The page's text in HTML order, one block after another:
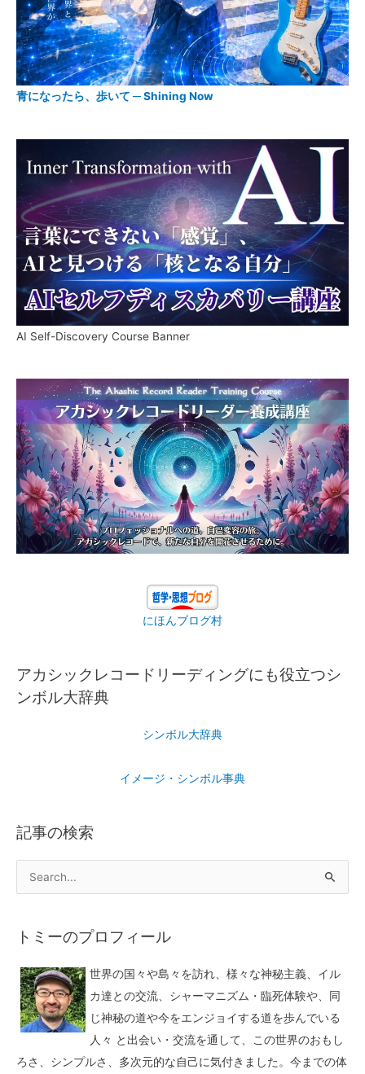
青になったら、歩いて ─ Shining Now
AI Self-Discovery Course Banner
にほんブログ村
アカシックレコードリーディングにも役立つシ
ンボル大辞典
シンボル大辞典
イメージ・シンボル事典
記事の検索
トミーのプロフィール
世界の国々や島々を訪れ、様々な神秘主義、イル
カ達との交流、シャーマニズム・臨死体験や、同
じ神秘の道や今をエンジョイする道を歩んでいる
人々 と出会い・交流を通して、この世界のおもし
ろさ、シンプルさ、多次元的な自己に気付きました。今までの体